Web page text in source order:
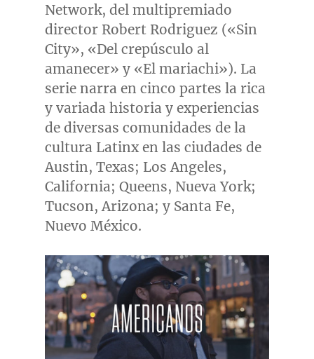
Network, del multipremiado
director Robert Rodriguez («Sin
City», «Del crepúsculo al
amanecer» y «El mariachi»). La
serie narra en cinco partes la rica
y variada historia y experiencias
de diversas comunidades de la
cultura Latinx en las ciudades de
Austin, Texas; Los Angeles,
California; Queens, Nueva York;
Tucson, Arizona; y Santa Fe,
Nuevo México.